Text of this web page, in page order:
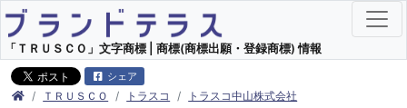
「ＴＲＵＳＣＯ」文字商標 | 商標(商標出願・登録商標) 情報
シェア
ＴＲＵＳＣＯ トラスコ
トラスコ中山株式会社